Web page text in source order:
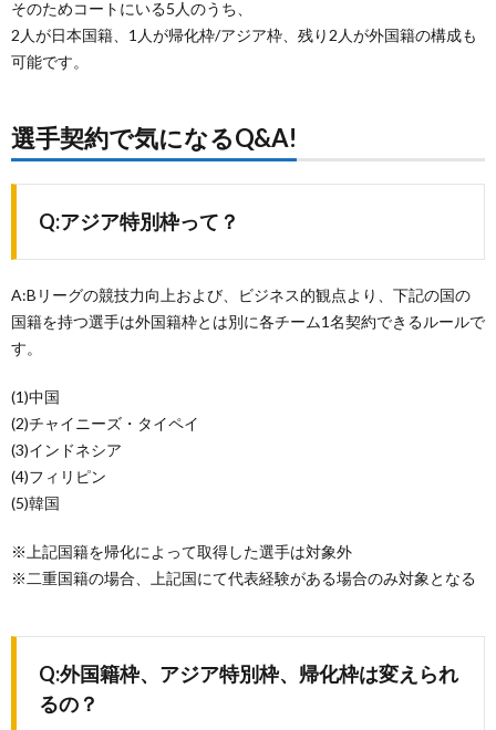
そのためコートにいる5人のうち、
2人が日本国籍、1人が帰化枠/アジア枠、残り2人が外国籍の構成も
可能です。
選手契約で気になるQ&A!
Q:アジア特別枠って？
A:Bリーグの競技力向上および、ビジネス的観点より、下記の国の
国籍を持つ選手は外国籍枠とは別に各チーム1名契約できるルールで
す。
(1)中国
(2)チャイニーズ・タイペイ
(3)インドネシア
(4)フィリピン
(5)韓国
※上記国籍を帰化によって取得した選手は対象外
※二重国籍の場合、上記国にて代表経験がある場合のみ対象となる
Q:外国籍枠、アジア特別枠、帰化枠は変えられ
るの？